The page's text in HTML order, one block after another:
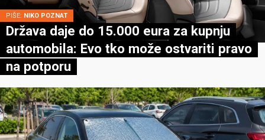
PIŠE: NIKO POZNAT
Država daje do 15.000 eura za kupnju
automobila: Evo tko može ostvariti pravo
na potporu